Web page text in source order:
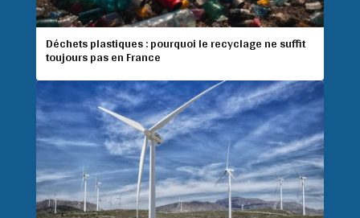
Déchets plastiques : pourquoi le recyclage ne suffit
toujours pas en France